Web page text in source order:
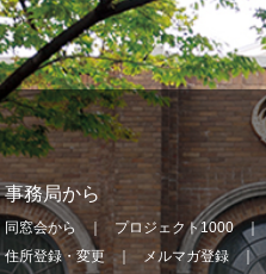
事務局から
同窓会から プロジェクト1000
住所登録・変更
メルマガ登録